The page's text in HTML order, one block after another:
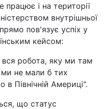
працює і на території
внутрішньої
пов'язує успіх у
кейсом:
вся робота, яку ми там
не мали б тих
в Північній Америці".
що статус